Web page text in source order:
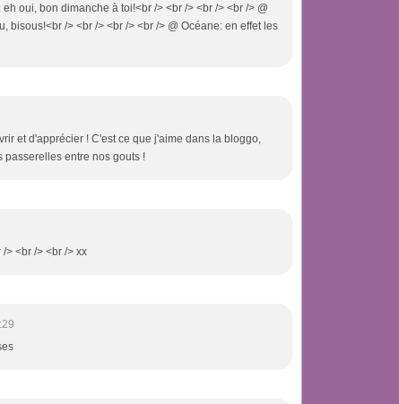
oui, bon dimanche à toi!<br /> <br /> <br /> <br /> @
bisous!<br /> <br /> <br /> <br /> @ Océane: en effet les
et d'apprécier ! C'est ce que j'aime dans la bloggo,
passerelles entre nos gouts !
> <br /> <br /> xx